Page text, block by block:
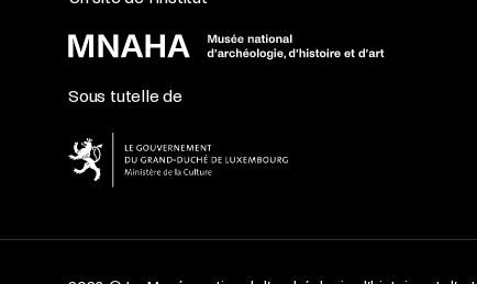
Sous tutelle de